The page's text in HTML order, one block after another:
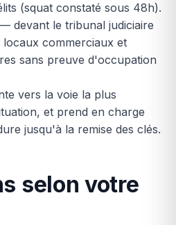
(squat constaté sous 48h).
— devant le tribunal judiciaire
commerciaux et
sans preuve d'occupation
vers la voie la plus
et prend en charge
jusqu'à la remise des clés.
selon votre